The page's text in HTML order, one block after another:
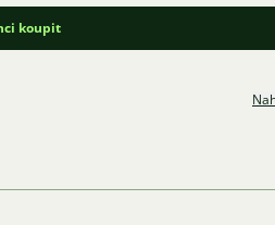
koupit